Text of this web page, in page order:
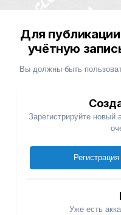
Для
учётную
Вы должны быть
Зарегистрируйте
Уже есть